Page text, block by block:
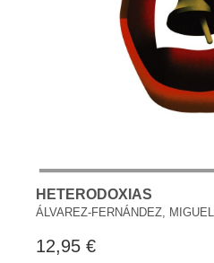
HETERODOXIAS
ÁLVAREZ-FERNÁNDEZ,
12,95 €